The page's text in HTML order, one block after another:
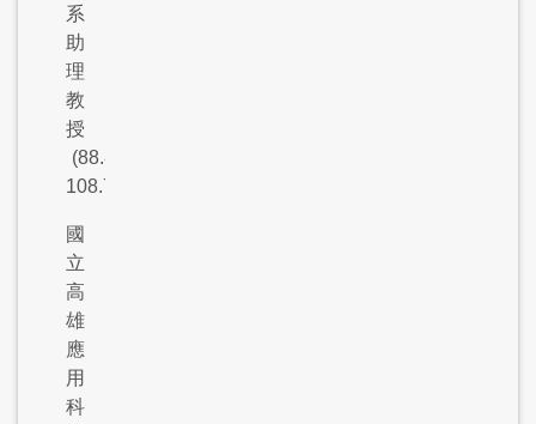
系
助
理
教
授
(88.8-
108.7)
國
立
高
雄
應
用
科